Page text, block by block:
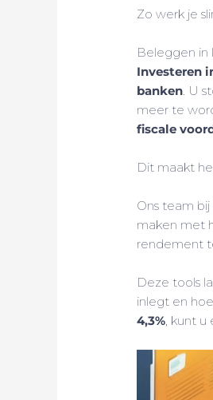
Zo werk je
Beleggen in
Investeren
banken. U
meer te
fiscale
Dit maakt
Ons team
maken met
rendement
Deze tools
inlegt en
4,3%, kunt